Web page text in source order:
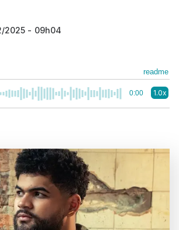
2025 - 09h04
readme
0:00 1.0x